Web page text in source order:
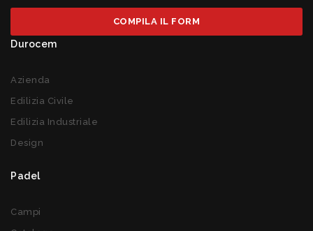
COMPILA IL FORM
Durocem
Azienda
Edilizia Civile
Edilizia Industriale
Design
Padel
Campi